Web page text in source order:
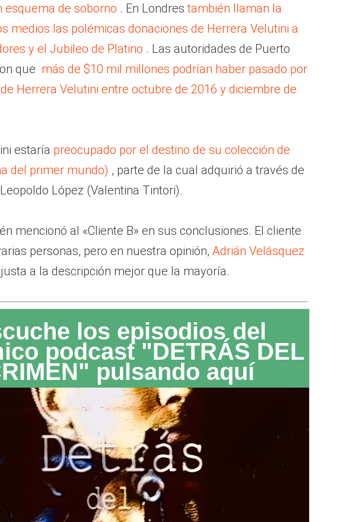
esquema de soborno . En Londrestambién llaman la
medios las polémicas donaciones de Herrera Velutini a
y el Jubileo de Platino . Las autoridades de Puerto
que más de $10 mil millones podrían haber pasado por
Herrera Velutini entre octubre de 2016 y diciembre de
estaría preocupado por el destino de su colección de
del primer mundo) , parte de la cual adquirió a través de
López (Valentina Tintori).
mencionó al «Cliente B» en sus conclusiones. El cliente
personas, pero en nuestra opinión, Adrián Velásquez
a la descripción mejor que la mayoría.
los episodios del
podcast "DETRÁS DEL
pulsando aquí